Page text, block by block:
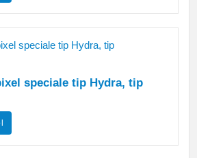
speciale tip Hydra, tip